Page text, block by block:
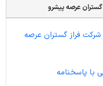
گستران عرصه پیشرو
شرکت فراز گستران عرصه
با پاسخنامه